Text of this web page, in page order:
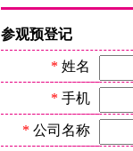
参观预登记
* 姓名
* 手机
* 公司名称